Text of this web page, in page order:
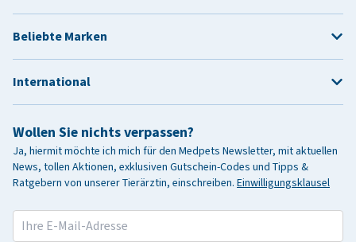
Wollen Sie nichts verpassen?
Ja, hiermit möchte ich mich für den Medpets Newsletter, mit aktuellen
News, tollen Aktionen, exklusiven Gutschein-Codes und Tipps &
Ratgebern von unserer Tierärztin, einschreiben. Einwilligungsklausel
Beliebte Marken
International